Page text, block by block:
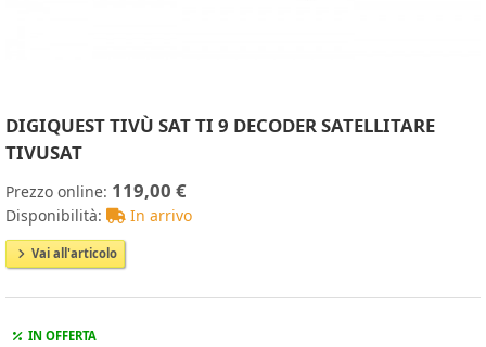
DIGIQUEST TIVÙ SAT TI 9 DECODER SATELLITARE
TIVUSAT
Prezzo online: 119,00 €
Disponibilità: In arrivo
Vai all'articolo
IN OFFERTA